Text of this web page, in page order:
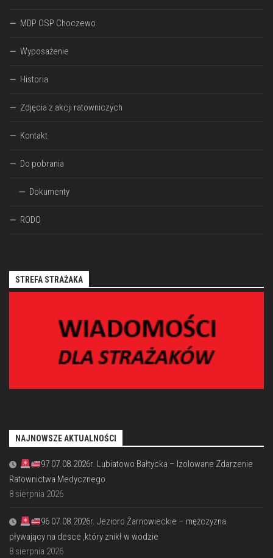
MDP OSP Choczewo
Wyposażenie
Historia
Zdjęcia z akcji ratowniczych
Kontakt
Do pobrania
Dokumenty
RODO
STREFA STRAŻAKA
NAJNOWSZE AKTUALNOŚCI
97 07.08.2026r. Lubiatowo Bałtycka – Izolowane Zdarzenie
Ratownictwa Medycznego
8 sierpnia 2026
96 07.08.2026r. Jezioro Żarnowieckie – mężczyzna
pływający na desce ,który znikł w wodzie
8 sierpnia 2026